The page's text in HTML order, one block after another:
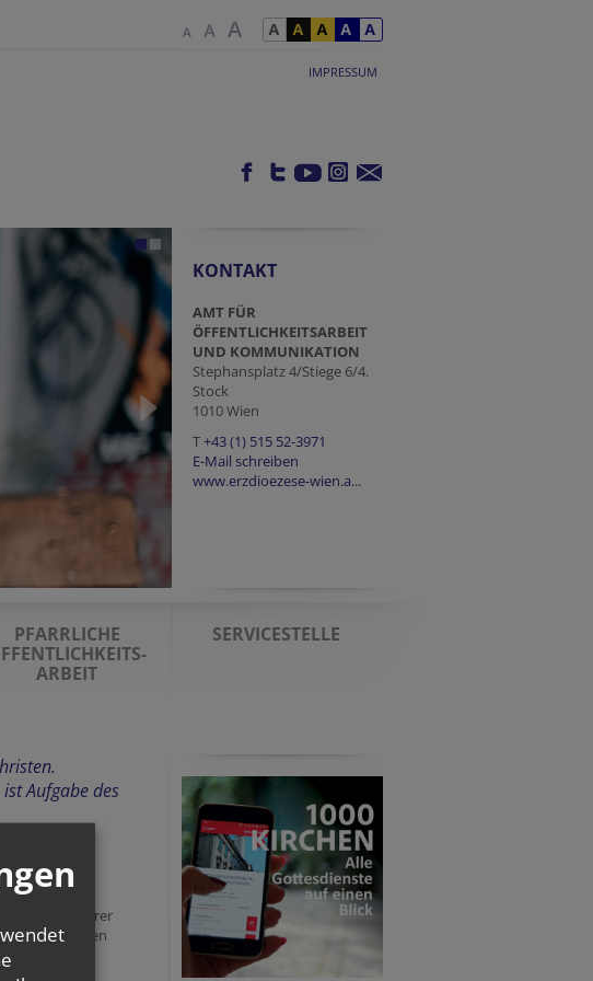
IMPRESSUM
KONTAKT
AMT FÜR
ÖFFENTLICHKEITSARBEIT
UND KOMMUNIKATION
Stephansplatz 4/Stiege 6/4.
Stock
1010 Wien
T+43 (1) 515 52-3971
E-Mail schreiben
www.erzdioezese-wien.a...
PFARRLICHE
ARBEIT
SERVICESTELLE
Aufgabe des
kirchlichen
geben wir
Pfarren in ihrer
Anregungen